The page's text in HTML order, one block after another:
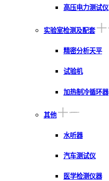
高压电力测试仪
实验室检测及配套
精密分析天平
试验机
加热制冷循环器
其他
水听器
汽车测试仪
医学检测仪器